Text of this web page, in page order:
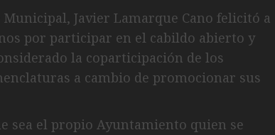
Javier Lamarque Cano felicitó a
por participar en el cabildo abierto y
la coparticipación de los
a cambio de promocionar sus
sea el propio Ayuntamiento quien se